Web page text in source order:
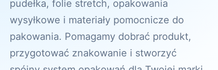
pudełka, folie stretch, opakowania
wysyłkowe i materiały pomocnicze do
pakowania. Pomagamy dobrać produkt,
przygotować znakowanie i stworzyć